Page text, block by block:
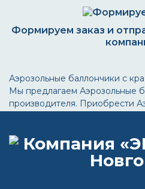
Формируем заказ и
Аэрозольные баллончики с
Мы предлагаем Аэрозольные
производителя. Приобрести